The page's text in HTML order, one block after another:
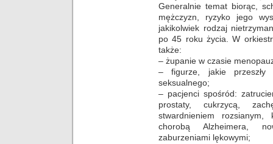
Generalnie temat biorąc,
mężczyzn, ryzyko jego
jakikolwiek rodzaj
po 45 roku życia. W
także:
– żupanie w czasie
– figurze, jakie przeszły
seksualnego;
– pacjenci spośród:
prostaty, cukrzycą,
stwardnieniem rozsianym,
chorobą Alzheimera,
zaburzeniami lękowymi;